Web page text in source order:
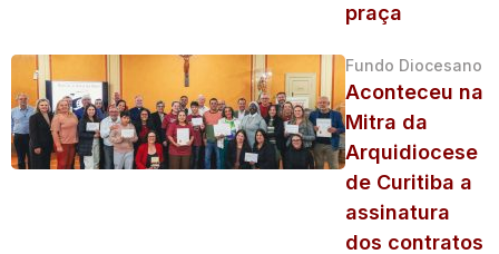
praça
Fundo Diocesano
Aconteceu na
Mitra da
Arquidiocese
de Curitiba a
assinatura
dos contratos